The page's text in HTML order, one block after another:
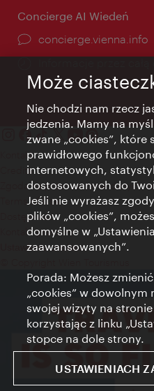
Concierge AI Wiedeń
concierge.vienna.info
Kontakt
Credits
Zgoda na przetwarzanie danych
Terms of Use
Dostępność
Kontakt prasowy
Ustawienia cookies
Może
Nie chodzi nam rzecz
jedzenia. Mamy na
zwane „cookies”, które
prawidłowego
internetowych,
dostosowanych do
Jeśli nie wyrażasz
plików „cookies”,
domyślne w
zaawansowanych”.
Porada: Możesz
„cookies” w dowolnym
swojej wizyty na
korzystając z linku
stopce na dole strony.
USTAWIENIACH